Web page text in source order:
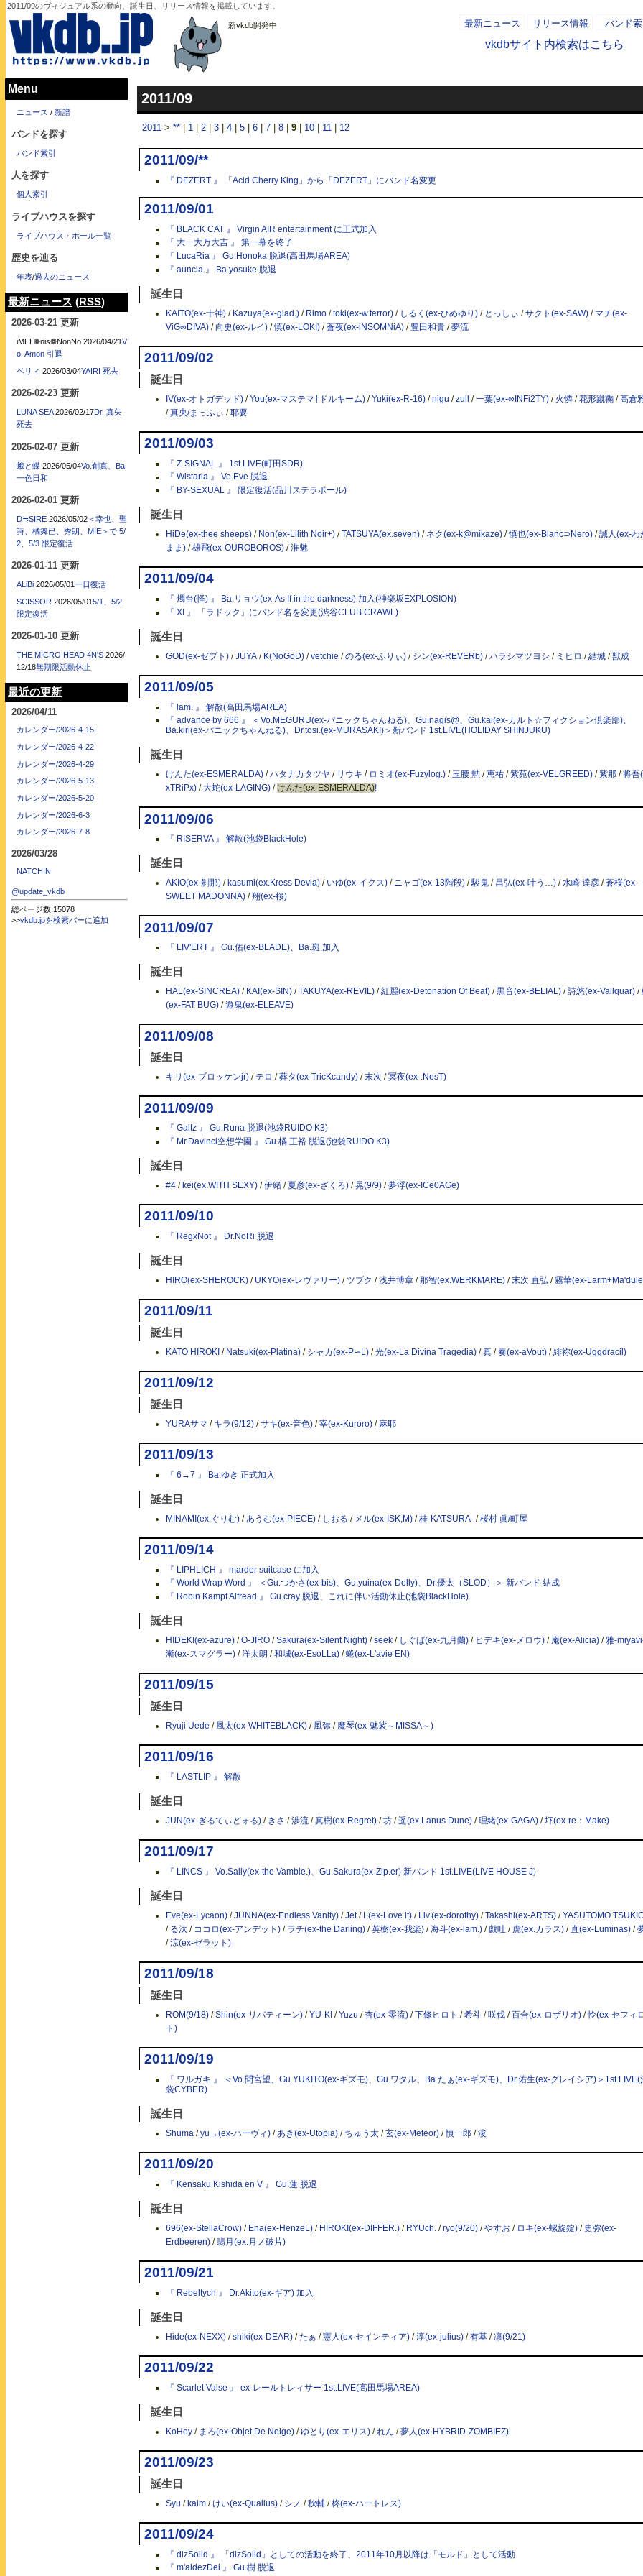
2011/09のヴィジュアル系の動向、誕生日、リリース情報を掲載しています。
新vkdb開発中 最新ニュース リリース情報 バンド
vkdbサイト内検索はこちら
2011/09
2011> **| 1| 2| 3| 4| 5| 6| 7| 8| 9| 10| 11| 12
2011/09/**
『 DEZERT 』 「Acid Cherry King」から「DEZERT」にバンド名変更
2011/09/01
『 BLACK CAT 』 Virgin AIR entertainment に正式加入
『 大一大万大吉 』 第一幕を終了
『 LucaRia 』 Gu.Honoka 脱退(高田馬場AREA)
『 auncia 』 Ba.yosuke 脱退
誕生日
KAITO(ex-十神) / Kazuya(ex-glad.) / Rimo /toki(ex-w.terror) / しるく(ex-ひめゆり) / とっしぃ /サクト(ex-SAW) / マチ(ex-
ViG∞DIVA) /向史(ex-ルイ) /慎(ex-LOKI) /蒼夜(ex-iNSOMNiA) / 豊田和貴 /夢流
2011/09/02
誕生日
IV(ex-オトガデッド) /You(ex-マステマ†ドルキーム) /Yuki(ex-R-16) /nigu /zull /一葉(ex-∞INFi2TY) / 火憐 /花形蹴鞠 /高倉
/真央/まっふぃ /耶要
2011/09/03
『 Z-SIGNAL 』 1st.LIVE(町田SDR)
『 Wistaria 』 Vo.Eve 脱退
『 BY-SEXUAL 』 限定復活(品川ステラボール)
誕生日
HiDe(ex-thee sheeps) / Non(ex-Lilith Noir+) /TATSUYA(ex.seven) / ネク(ex-k@mikaze) /慎也(ex-Blanc⊃Nero) /誠人(ex-わ
まま) /雄飛(ex-OUROBOROS) /淮魅
2011/09/04
『 燭台(怪) 』 Ba.リョウ(ex-As If in the darkness) 加入(神楽坂EXPLOSION)
『 XI 』 「ラドック」にバンド名を変更(渋谷CLUB CRAWL)
誕生日
GOD(ex-ゼプト) /JUYA / K(NoGoD) /vetchie /のる(ex-ふりぃ) / シン(ex-REVERb) /ハラシマツヨシ / ミヒロ /結城 /獣成
2011/09/05
『 lam. 』 解散(高田馬場AREA)
『 advance by 666 』 ＜Vo.MEGURU(ex-パニックちゃんねる)、Gu.nagis@、Gu.kai(ex-カルト☆フィクション倶楽部)、
Ba.kiri(ex-パニックちゃんねる)、Dr.tosi.(ex-MURASAKI)＞新バンド 1st.LIVE(HOLIDAY SHINJUKU)
誕生日
けんた(ex-ESMERALDA) /ハタナカタツヤ / リウキ / ロミオ(ex-Fuzylog.) / 玉腰 勲 /恵祐 /紫苑(ex-VELGREED) /紫那 /将吾
xTRiPx) /大蛇(ex-LAGING) / けんた(ex-ESMERALDA)!
2011/09/06
『 RISERVA 』 解散(池袋BlackHole)
誕生日
AKIO(ex-刹那) / kasumi(ex.Kress Devia) / いゆ(ex-イクス) / ニャゴ(ex-13階段) /駿鬼 / 昌弘(ex-叶う…) /水崎 達彦 /蒼桜(ex-
SWEET MADONNA) /翔(ex-桜)
2011/09/07
『 LIV'ERT 』 Gu.佑(ex-BLADE)、Ba.斑 加入
誕生日
HAL(ex-SINCREA) / KAI(ex-SIN) /TAKUYA(ex-REVIL) /紅麗(ex-Detonation Of Beat) /黒音(ex-BELIAL) /詩悠(ex-Vallquar) /
(ex-FAT BUG) /遊鬼(ex-ELEAVE)
2011/09/08
誕生日
キリ(ex-ブロッケンjr) / テロ /葬タ(ex-TricKcandy) /末次 /冥夜(ex-.NesT)
2011/09/09
『 Galtz 』 Gu.Runa 脱退(池袋RUIDO K3)
『 Mr.Davinci空想学園 』 Gu.橘 正裕 脱退(池袋RUIDO K3)
誕生日
#4 / kei(ex.WITH SEXY) /伊緒 /夏彦(ex-ざくろ) /晃(9/9) /夢浮(ex-ICe0AGe)
2011/09/10
『 RegxNot 』 Dr.NoRi 脱退
誕生日
HIRO(ex-SHEROCK) / UKYO(ex-レヴァリー) / ツブク /浅井博章 /那智(ex.WERKMARE) /末次 直弘 /霧華(ex-
2011/09/11
誕生日
KATO HIROKI / Natsuki(ex-Platina) / シャカ(ex-P∽L) /光(ex-La Divina Tragedia) /真 /奏(ex-aVout) /緋祢(ex-Uggdracil)
2011/09/12
誕生日
YURAサマ / キラ(9/12) /サキ(ex-音色) /宰(ex-Kuroro) / 麻耶
2011/09/13
『 6→7 』 Ba.ゆき 正式加入
誕生日
MINAMI(ex.ぐりむ) /あうむ(ex-PIECE) / しおる / メル(ex-ISK;M) /桂-KATSURA- /桜村 眞/町屋
2011/09/14
『 LIPHLICH 』 marder suitcase に加入
『 World Wrap Word 』 ＜Gu.つかさ(ex-bis)、Gu.yuina(ex-Dolly)、Dr.優太（SLOD）＞ 新バンド 結成
『 Robin Kampf Alfread 』 Gu.cray 脱退、これに伴い活動休止(池袋BlackHole)
誕生日
HIDEKI(ex-azure) /O-JIRO /Sakura(ex-Silent Night) /seek / しぐば(ex-九月蘭) / ヒデキ(ex-メロウ) / 庵(ex-Alicia) /雅-
漸(ex-スマグラー) /洋太朗 /和城(ex-EsoLLa) /蜷(ex-L'avie EN)
2011/09/15
誕生日
Ryuji Uede / 風太(ex-WHITEBLACK) / 風弥 / 魔琴(ex-魅裟～MISSA～)
2011/09/16
『 LASTLIP 』 解散
誕生日
JUN(ex-ぎるてぃどォる) / きさ /渉流 /真樹(ex-Regret) /坊 /遥(ex.Lanus Dune) /理緒(ex-GAGA) /圷(ex-re：Make)
2011/09/17
『 LINCS 』 Vo.Sally(ex-the Vambie.)、Gu.Sakura(ex-Zip.er) 新バンド 1st.LIVE(LIVE HOUSE J)
誕生日
Eve(ex-Lycaon) /JUNNA(ex-Endless Vanity) /Jet/ L(ex-Love it) / Liv.(ex-dorothy) /Takashi(ex-ARTS) /YASUTOMO
/ る汰 / ココロ(ex-アンデット) / ラチ(ex-the Darling) /英樹(ex-我楽) /海斗(ex-lam.) /戯吐 / 虎(ex.カラス) /直(ex-Luminas) /
/涼(ex-ゼラット)
2011/09/18
誕生日
ROM(9/18) /Shin(ex-リバティーン) /YU-KI /Yuzu /杏(ex-零流) /下條ヒロト /希斗 /咲伐 /百合(ex-ロザリオ) /怜(ex-セフィ
ト)
2011/09/19
『 ワルガキ 』 ＜Vo.間宮望、Gu.YUKITO(ex-ギズモ)、Gu.ワタル、Ba.たぁ(ex-ギズモ)、Dr.佑生(ex-グレイシア)＞1st.LIVE(
袋CYBER)
誕生日
Shuma /yu→(ex-ハーヴィ) /あき(ex-Utopia) / ちゅう太 /玄(ex-Meteor) /慎一郎 /浚
2011/09/20
『 Kensaku Kishida en V 』 Gu.蓮 脱退
誕生日
696(ex-StellaCrow) / Ena(ex-HenzeL) / HIROKI(ex-DIFFER.) / RYUch. /ryo(9/20) /やすお / ロキ(ex-螺旋錠) / 史弥(ex-
Erdbeeren) /翡月(ex.月ノ破片)
2011/09/21
『 Rebeltych 』 Dr.Akito(ex-ギア) 加入
誕生日
Hide(ex-NEXX) /shiki(ex-DEAR) /たぁ /憲人(ex-セインティア) /淳(ex-julius) /有基 /凛(9/21)
2011/09/22
『 Scarlet Valse 』 ex-レールトレィサー 1st.LIVE(高田馬場AREA)
誕生日
KoHey / まろ(ex-Objet De Neige) /ゆとり(ex-エリス) /れん /夢人(ex-HYBRID-ZOMBIEZ)
2011/09/23
誕生日
Syu / kaim / けい(ex-Qualius) / シノ /秋輔 /柊(ex-ハートレス)
2011/09/24
『 dizSolid 』 「dizSolid」としての活動を終了、2011年10月以降は「モルド」として活動
『 m'aidezDei 』 Gu.樹 脱退
Menu
ニュース / 新譜
バンドを探す
バンド索引
人を探す
個人索引
ライブハウスを探す
ライブハウス・ホール一覧
歴史を辿る
年表/過去のニュース
最新ニュース (RSS)
2026-03-21 更新
iMEL❁nis❁NonNo 2026/04/21 V
o. Amon 引退
ベリィ 2026/03/04YAIRI 死去
2026-02-23 更新
LUNA SEA 2026/02/17Dr. 真矢
死去
2026-02-07 更新
蛾と蝶 2026/05/04Vo.創真、Ba.
一色日和
2026-02-01 更新
D≒SIRE 2026/05/02＜幸也、聖
詩、橘舞已、秀朗、MIE＞で 5/
2、5/3 限定復活
2026-01-11 更新
ALiBi 2026/05/01一日復活
SCISSOR 2026/05/015/1、5/2
限定復活
2026-01-10 更新
THE MICRO HEAD 4N'S 2026/
12/18無期限活動休止
最近の更新
2026/04/11
カレンダー/2026-4-15
カレンダー/2026-4-22
カレンダー/2026-4-29
カレンダー/2026-5-13
カレンダー/2026-5-20
カレンダー/2026-6-3
カレンダー/2026-7-8
2026/03/28
NATCHIN
@update_vkdb
総ページ数:15078
>>vkdb.jpを検索バーに追加